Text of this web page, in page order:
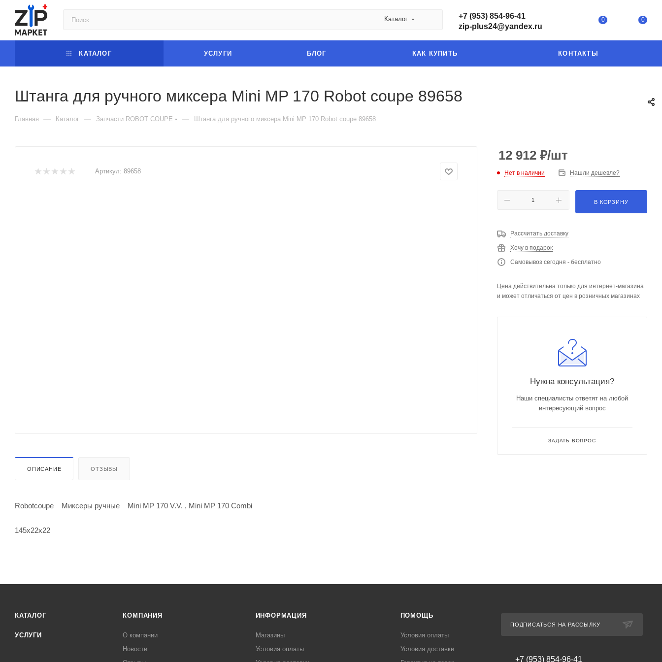
Каталог
+7 (953) 854-96-41
zip-plus24@yandex.ru
0 0
КАТАЛОГ УСЛУГИ БЛОГ КАК КУПИТЬ КОНТАКТЫ
Штанга для ручного миксера Mini MP 170 Robot coupe 89658
Главная — Каталог — Запчасти ROBOT COUPE — Штанга для ручного миксера Mini MP 170 Robot coupe 89658
Артикул: 89658
ОПИСАНИЕ ОТЗЫВЫ
Robotcoupe Миксеры ручные Mini MP 170 V.V. , Mini MP 170 Combi
145х22х22
12 912 ₽/шт
Нет в наличии Нашли дешевле?
В КОРЗИНУ
Рассчитать доставку
Хочу в подарок
Самовывоз сегодня - бесплатно
Цена действительна только для интернет-магазина
и может отличаться от цен в розничных магазинах
Нужна консультация?
Наши специалисты ответят на любой
интересующий вопрос
ЗАДАТЬ ВОПРОС
КАТАЛОГ
УСЛУГИ
КОМПАНИЯ
О компании
Новости
ИНФОРМАЦИЯ
Магазины
Условия оплаты
ПОМОЩЬ
Условия оплаты
Условия доставки
ПОДПИСАТЬСЯ НА РАССЫЛКУ
+7 (953) 854-96-41